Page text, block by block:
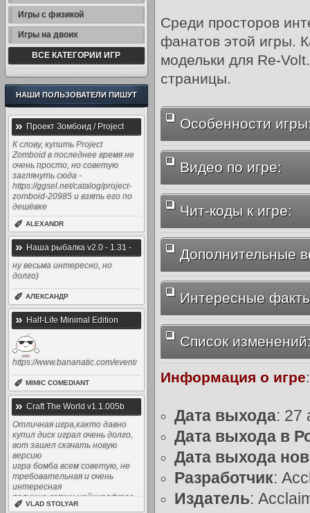
Среди просторов
фанатов этой игры.
модельки для Re-
страницы.
Особенности
Видео по игре:
Чит-коды к игре:
Дополнительные
Интересные
Список
Информация о игре:
Дата выхода: 27
Дата выхода в
Дата выхода
Разработчик:
Издатель:
Игры с физикой
Игры на двоих
ВСЕ КАТЕГОРИИ ИГР
НАШИ ПОЛЬЗОВАТЕЛИ ПИШУТ
» Проект Зомбоид / Project
Zomboid v32.24 (2013) [Rus / Eng
/ Multi]
К слову, купить Project
Zomboid в последнее время не
очень просто, но советую
заглянуть сюда -
https://ggsel.net/catalog/project-
zomboid-20985 и взять его по
дешёвке
✐ ALEXANDR
» Наша рыбалка v2.0 - 1.31 -
Симулятор рыбалки (2015 -
2014, Rus)
ну весьма интересно, но
долго)
✐ АЛЕКСАНДР
» Half-Life Minimal Edition
https://www.bananatic.com/event/
✐ MIMIC COMEDIANT
» Craft The World v1.1.005b
(2014) [Rus / Eng]
Отличная игра,както давно
купил диск играл очень долго,
вот зашел скачать новую
версию
игра бомба всем советую, не
требовательная и очень
интересная
получше всяких майнкрафтов
✐ VLAD STOLYAR